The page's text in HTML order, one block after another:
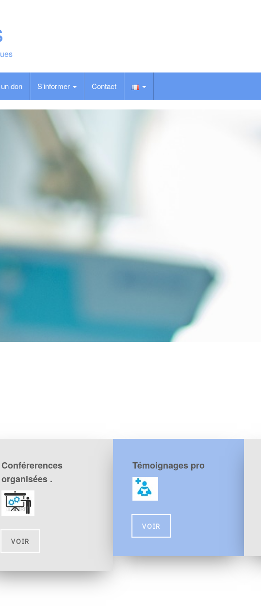
don S’informer Contact
Conférerences
organisées .
VOIR
Témoignages pro
VOIR